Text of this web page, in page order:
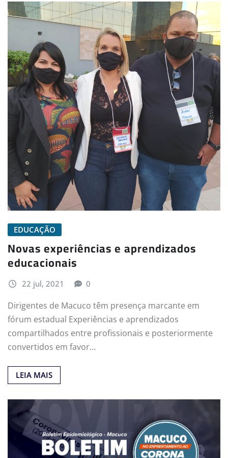
EDUCAÇÃO
Novas experiências e aprendizados
educacionais
22 jul, 2021 0
Dirigentes de Macuco têm presença marcante em
fórum estadual Experiências e aprendizados
compartilhados entre profissionais e posteriormente
convertidos em favor…
LEIA MAIS